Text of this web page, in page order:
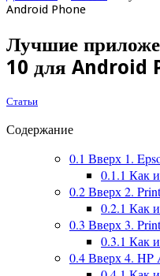
Android Phone
Лучшие
10 для Android
Статьи
Содержание
0.1 Вверх 1.
0.1.1 Как
0.2Вверх 2.
0.2.1 Как
0.3 Вверх 3.
0.3.1 Как
0.4Вверх 4. HP